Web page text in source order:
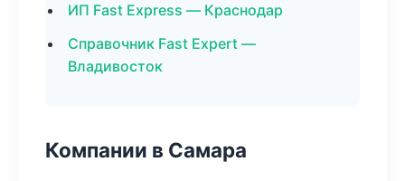
ИП Fast Express — Краснодар
Справочник Fast Expert —
Владивосток
Компании в Самара